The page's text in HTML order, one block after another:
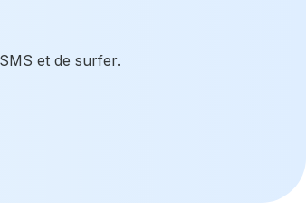
et de surfer.